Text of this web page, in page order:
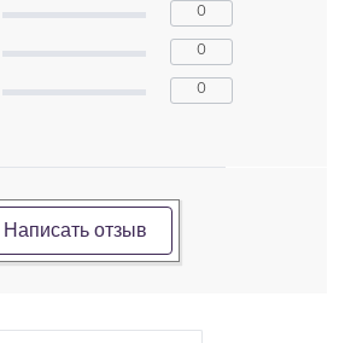
0
0
0
Написать отзыв